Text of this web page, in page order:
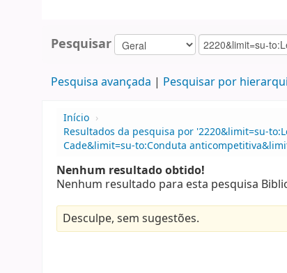
Pesquisar
Pesquisa avançada Pesquisar por
Início ›
Resultados da pesquisa por '2220&limit=su-
Cade&limit=su-to:Conduta
Nenhum resultado obtido!
Nenhum resultado para esta pesquisa
Desculpe, sem sugestões.